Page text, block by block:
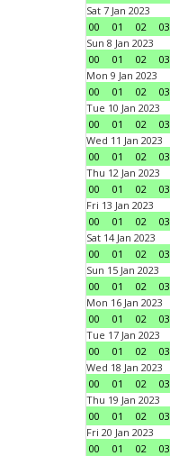
Sat 7 Jan 2023
00
01 02 03
Sun 8 Jan 2023
00
01 02 03
Mon 9 Jan 2023
00
01 02 03
Tue 10 Jan 2023
00
01 02 03
Wed 11 Jan 2023
00
01 02 03
Thu 12 Jan 2023
00
01 02 03
Fri 13 Jan 2023
00
01 02 03
Sat 14 Jan 2023
00
01 02 03
Sun 15 Jan 2023
00
01 02 03
Mon 16 Jan 2023
00
01 02 03
Tue 17 Jan 2023
00
01 02 03
Wed 18 Jan 2023
00
01 02 03
Thu 19 Jan 2023
00
01 02 03
Fri 20 Jan 2023
00
01 02 03